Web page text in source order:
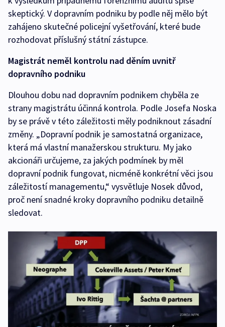
skeptický. V dopravním podniku by podle něj mělo být
zahájeno skutečné policejní vyšetřování, které bude
rozhodovat příslušný státní zástupce.
Magistrát neměl kontrolu nad děním uvnitř
dopravního podniku
Dlouhou dobu nad dopravním podnikem chyběla ze
strany magistrátu účinná kontrola. Podle Josefa Noska
by se právě v této záležitosti měly podniknout zásadní
změny. „Dopravní podnik je samostatná organizace,
která má vlastní manažerskou strukturu. My jako
akcionáři určujeme, za jakých podmínek by měl
dopravní podnik fungovat, nicméně konkrétní věci jsou
záležitostí managementu,“ vysvětluje Nosek důvod,
proč není snadné kroky dopravního podniku detailně
sledovat.